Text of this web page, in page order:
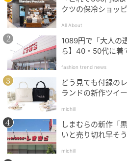
インレッドウェブ
クツの保冷ショッ
All About
1089円で「大人の
ら】40・50代に着
fashion trend news
どう見ても付録の
ランドの新作ツイ
michill
しまむらの新作「
いと売り切れ早そ
michill